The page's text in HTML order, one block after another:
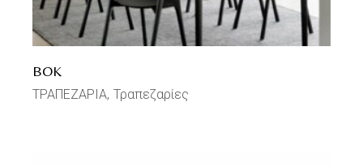
BOK
ΤΡΑΠΕΖΑΡΙΑ Τραπεζαρίες